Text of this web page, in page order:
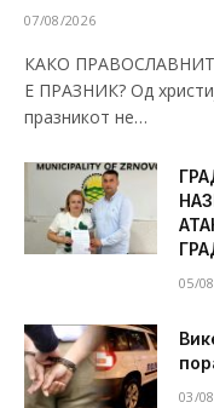
07/08/2026
КАКО
Е ПРАЗНИК? Од
празникот не…
05/
03/